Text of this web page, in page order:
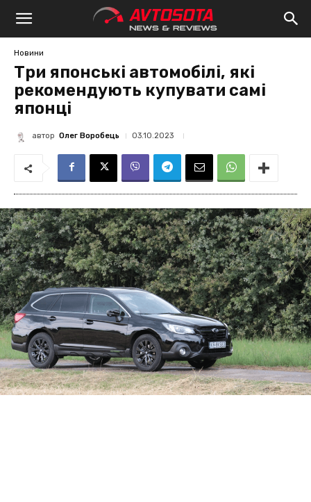
Avtosota
Новини
Три японські автомобілі, які
рекомендують купувати самі
японці
автор Олег Воробець 03.10.2023